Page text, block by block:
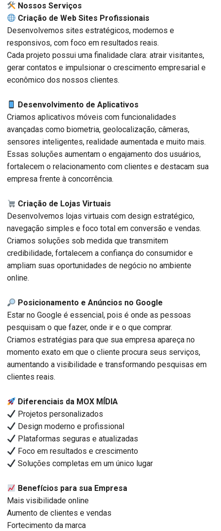
️ Nossos Serviços
Criação de Web Sites Profissionais
Desenvolvemos sites estratégicos, modernos e
responsivos, com foco em resultados reais.
Cada projeto possui uma finalidade clara: atrair visitantes,
gerar contatos e impulsionar o crescimento empresarial e
econômico dos nossos clientes.
Desenvolvimento de Aplicativos
Criamos aplicativos móveis com funcionalidades
avançadas como biometria, geolocalização, câmeras,
sensores inteligentes, realidade aumentada e muito mais.
Essas soluções aumentam o engajamento dos usuários,
fortalecem o relacionamento com clientes e destacam sua
empresa frente à concorrência.
Criação de Lojas Virtuais
Desenvolvemos lojas virtuais com design estratégico,
navegação simples e foco total em conversão e vendas.
Criamos soluções sob medida que transmitem
credibilidade, fortalecem a confiança do consumidor e
ampliam suas oportunidades de negócio no ambiente
online.
Posicionamento e Anúncios no Google
Estar no Google é essencial, pois é onde as pessoas
pesquisam o que fazer, onde ir e o que comprar.
Criamos estratégias para que sua empresa apareça no
momento exato em que o cliente procura seus serviços,
aumentando a visibilidade e transformando pesquisas em
clientes reais.
Diferenciais da MOX MÍDIA
Projetos personalizados
Design moderno e profissional
Plataformas seguras e atualizadas
Foco em resultados e crescimento
Soluções completas em um único lugar
Benefícios para sua Empresa
Mais visibilidade online
Aumento de clientes e vendas
Fortecimento da marca